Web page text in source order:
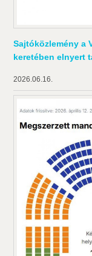
Sajtóközlemény a
keretében elnyert
2026.06.16.